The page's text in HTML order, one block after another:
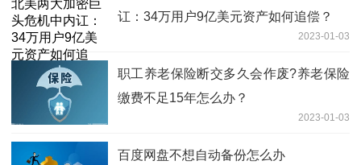
讧：34万用户9亿美元资产如何追偿？
2023-01-03
职工养老保险断交多久会作废?养老保险
缴费不足15年怎么办？
2023-01-03
百度网盘不想自动备份怎么办